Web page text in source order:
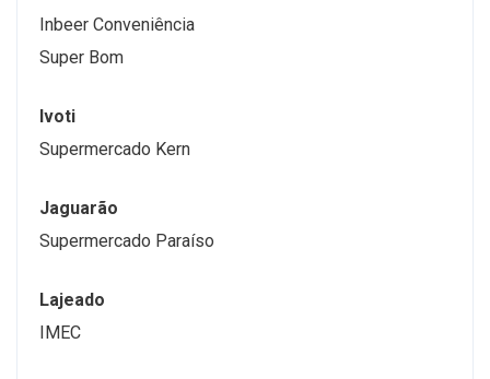
Inbeer Conveniência
Super Bom
Ivoti
Supermercado Kern
Jaguarão
Supermercado Paraíso
Lajeado
IMEC